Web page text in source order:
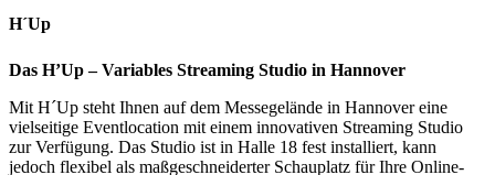
H´Up
Das H’Up – Variables Streaming Studio in Hannover
Mit H´Up steht Ihnen auf dem Messegelände in Hannover eine
vielseitige Eventlocation mit einem innovativen Streaming Studio
zur Verfügung. Das Studio ist in Halle 18 fest installiert, kann
jedoch flexibel als maßgeschneiderter Schauplatz für Ihre Online-